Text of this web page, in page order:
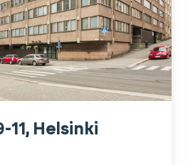
11, Helsinki